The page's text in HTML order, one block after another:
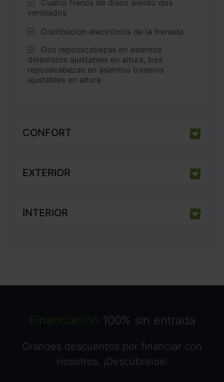
ventilados
Distribución electrónica de la frenada
delanteros ajustables en altura, tres
reposacabezas en asientos traseros
ajustables en altura
CONFORT
EXTERIOR
INTERIOR
Financiación 100% sin entrada
Grandes descuentos por financiar con
nosotros. ¡Descúbrelos!